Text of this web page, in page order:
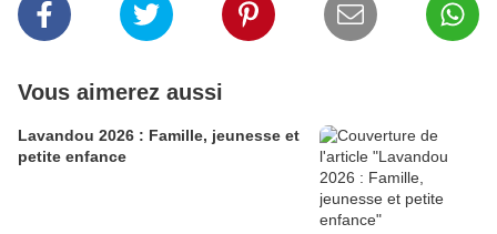
Vous aimerez aussi
Lavandou 2026 : Famille, jeunesse et
petite enfance